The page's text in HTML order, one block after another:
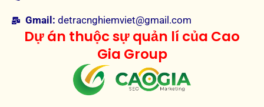
Gmail: detracnghiemviet@gmail.com
Dự án thuộc sự quản lí của Cao
Gia Group